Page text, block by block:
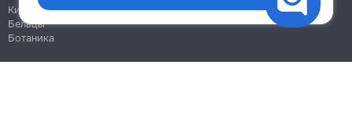
Кишинёв
Бельцы
Ботаника